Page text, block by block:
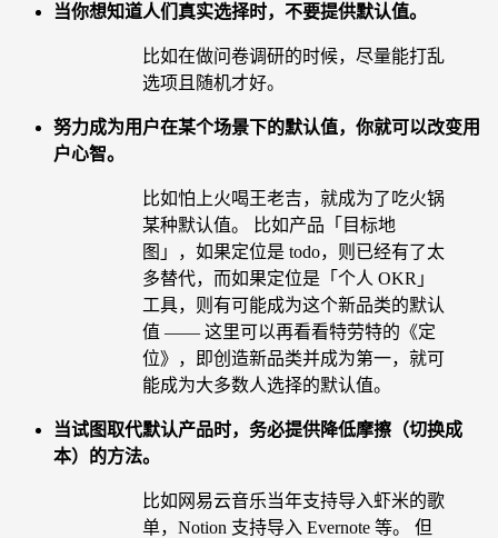
当你想知道人们真实选择时，不要提供默认值。
比如在做问卷调研的时候，尽量能打乱
选项且随机才好。
努力成为用户在某个场景下的默认值，你就可以改变用
户心智。
比如怕上火喝王老吉，就成为了吃火锅
某种默认值。 比如产品「目标地
图」，如果定位是 todo，则已经有了太
多替代，而如果定位是「个人 OKR」
工具，则有可能成为这个新品类的默认
值 —— 这里可以再看看特劳特的《定
位》，即创造新品类并成为第一，就可
能成为大多数人选择的默认值。
当试图取代默认产品时，务必提供降低摩擦（切换成
本）的方法。
比如网易云音乐当年支持导入虾米的歌
单，Notion 支持导入 Evernote 等。 但